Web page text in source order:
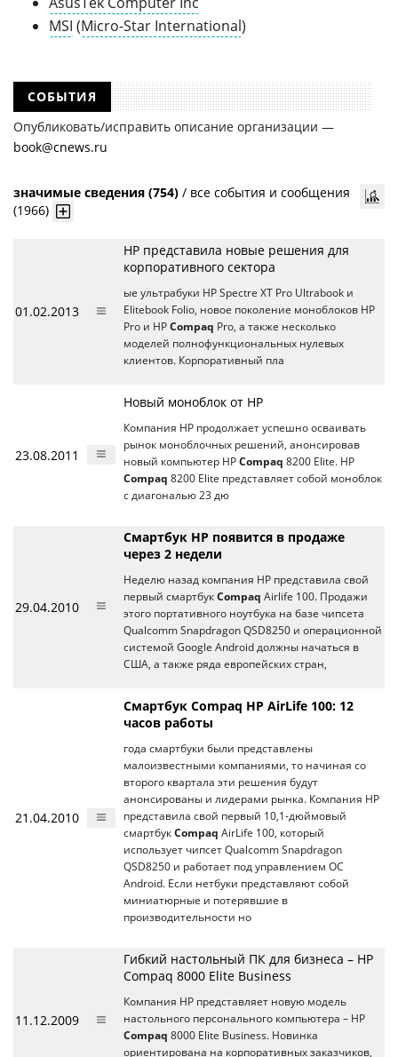
MSI (Micro-Star International)
СОБЫТИЯ
Опубликовать/исправить описание организации —
book@cnews.ru
значимые сведения (754) / все события и сообщения
(1966)
01.02.2013
HP представила новые решения для
корпоративного сектора
ые ультрабуки HP Spectre XT Pro Ultrabook и
Elitebook Folio, новое поколение моноблоков HP
Pro и HP Compaq Pro, а также несколько
моделей полнофункциональных нулевых
клиентов. Корпоративный пла
23.08.2011
Новый моноблок от HP
Компания НР продолжает успешно осваивать
рынок моноблочных решений, анонсировав
новый компьютер HP Compaq 8200 Elite. HP
Compaq 8200 Elite представляет собой моноблок
с диагональю 23 дю
29.04.2010
Смартбук HP появится в продаже
через 2 недели
Неделю назад компания HP представила свой
первый смартбук Compaq Airlife 100. Продажи
этого портативного ноутбука на базе чипсета
Qualcomm Snapdragon QSD8250 и операционной
системой Google Android должны начаться в
США, а также ряда европейских стран,
21.04.2010
Смартбук Compaq HP AirLife 100: 12
часов работы
года смартбуки были представлены
малоизвестными компаниями, то начиная со
второго квартала эти решения будут
анонсированы и лидерами рынка. Компания HP
представила свой первый 10,1-дюймовый
смартбук Compaq AirLife 100, который
использует чипсет Qualcomm Snapdragon
QSD8250 и работает под управлением ОС
Android. Если нетбуки представляют собой
миниатюрные и потерявшие в
производительности но
11.12.2009
Гибкий настольный ПК для бизнеса – HP
Compaq 8000 Elite Business
Компания HP представляет новую модель
настольного персонального компьютера – HP
Compaq 8000 Elite Business. Новинка
ориентирована на корпоративных заказчиков,